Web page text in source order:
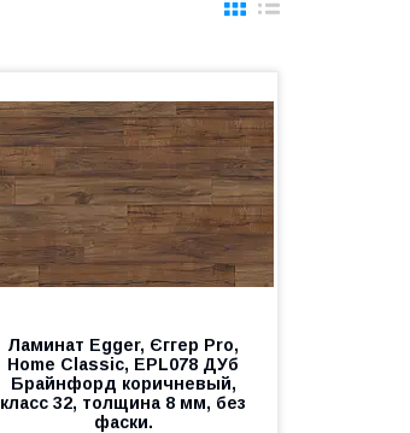
Ламинат Egger, Єггер Pro,
Home Classic, EPL078 ДУб
Брайнфорд коричневый,
класс 32, толщина 8 мм, без
фаски.